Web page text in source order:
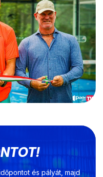
és pályát, majd